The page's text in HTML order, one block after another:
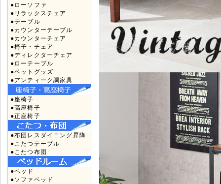
●ローソファ
●リラックスチェア
●テーブル
●カウンターテーブル
●カウンターチェア
●椅子・チェア
●ディレクターチェア
●ローテーブル
●ペットグッズ
●アンティーク調家具
●座椅子
●高座椅子
●正座椅子
●布団レスダイニング昇降
●こたつテーブル
●こたつ布団
●ベッド
●ソファベッド